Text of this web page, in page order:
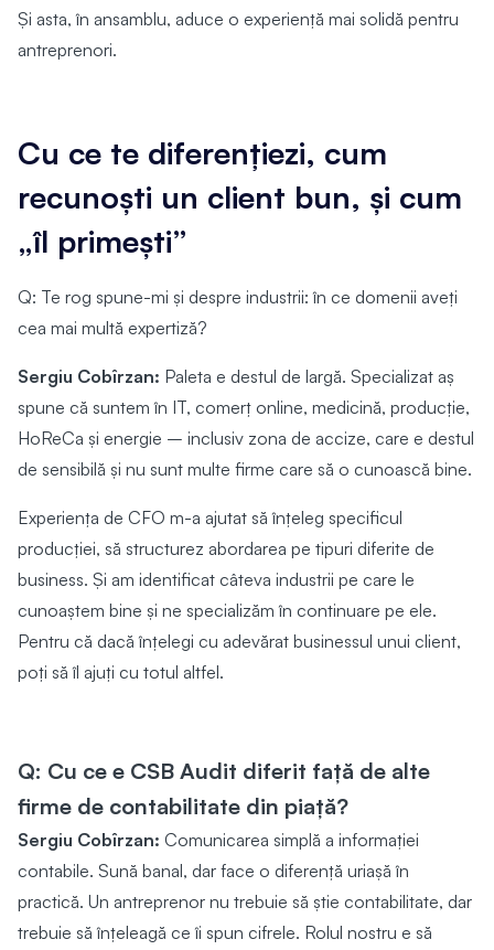
Și asta, în ansamblu, aduce o experiență mai solidă pentru
antreprenori.
Cu ce te diferențiezi, cum
recunoști un client bun, și cum
„îl primești”
Q: Te rog spune-mi și despre industrii: în ce domenii aveți
cea mai multă expertiză?
Sergiu Cobîrzan: Paleta e destul de largă. Specializat aș
spune că suntem în IT, comerț online, medicină, producție,
HoReCa și energie – inclusiv zona de accize, care e destul
de sensibilă și nu sunt multe firme care să o cunoască bine.
Experiența de CFO m-a ajutat să înțeleg specificul
producției, să structurez abordarea pe tipuri diferite de
business. Și am identificat câteva industrii pe care le
cunoaștem bine și ne specializăm în continuare pe ele.
Pentru că dacă înțelegi cu adevărat businessul unui client,
poți să îl ajuți cu totul altfel.
Q: Cu ce e CSB Audit diferit față de alte
firme de contabilitate din piață?
Sergiu Cobîrzan: Comunicarea simplă a informației
contabile. Sună banal, dar face o diferență uriașă în
practică. Un antreprenor nu trebuie să știe contabilitate, dar
trebuie să înțeleagă ce îi spun cifrele. Rolul nostru e să